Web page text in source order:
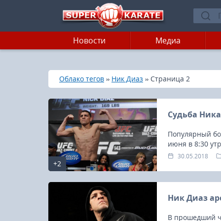
Новости Медиа
Главная
»
Облако тегов » Ник Диаз » Страница 2
+2
Судьба
Популярный
июня в 8:30
30.05.2018
Ник Диаз
В прошедший